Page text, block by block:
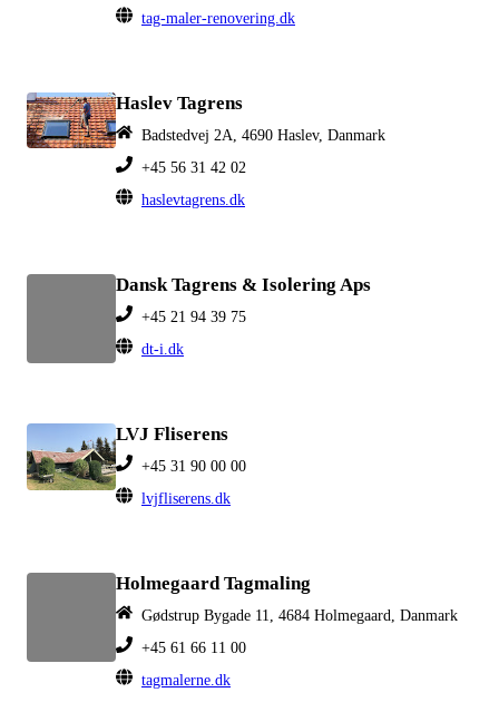
tag-maler-renovering.dk
Haslev Tagrens
Badstedvej 2A, 4690 Haslev, Danmark
+45 56 31 42 02
haslevtagrens.dk
Dansk Tagrens & Isolering Aps
+45 21 94 39 75
dt-i.dk
LVJ Fliserens
+45 31 90 00 00
lvjfliserens.dk
Holmegaard Tagmaling
Gødstrup Bygade 11, 4684 Holmegaard, Danmark
+45 61 66 11 00
tagmalerne.dk